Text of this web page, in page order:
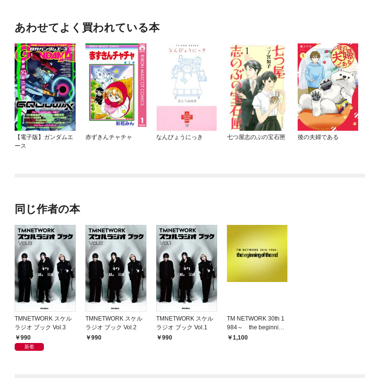
あわせてよく買われている本
【電子版】ガンダムエ
ース
赤ずきんチャチャ なんびょうにっき 七つ屋志のぶの宝石匣 後の夫婦である
同じ作者の本
TMNETWORK スケル
ラジオ ブック Vol.3
990
新着
TMNETWORK スケル
ラジオ ブック Vol.2
990
TMNETWORK スケル
ラジオ ブック Vol.1
990
TM NETWORK 30th 1
984～ the beginning
of the end 公式ツア
1,100